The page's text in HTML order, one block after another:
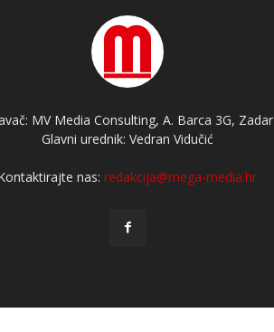
MV Media Consulting, A. Barca 3G, Zadar
Glavni urednik: Vedran Vidučić
nas:redakcija@mega-media.hr